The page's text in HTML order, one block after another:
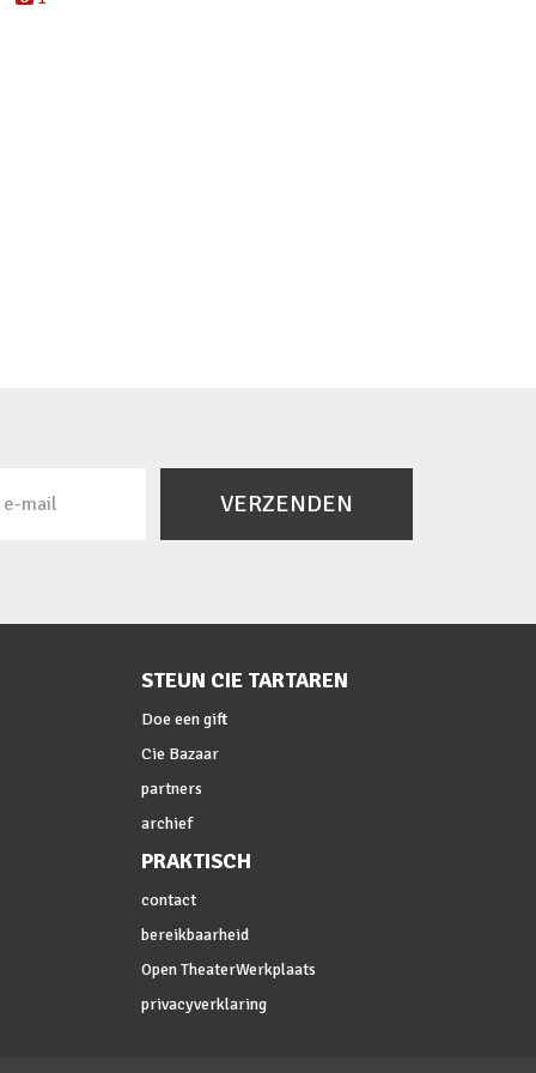
VERZENDEN
STEUN CIE TARTAREN
Doe een gift
Cie Bazaar
partners
archief
PRAKTISCH
contact
bereikbaarheid
Open TheaterWerkplaats
privacyverklaring